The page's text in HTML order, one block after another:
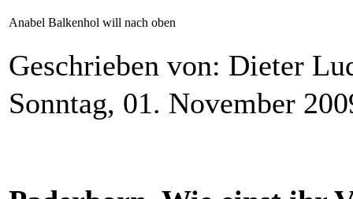
Anabel Balkenhol will nach oben
Geschrieben von: Dieter
Sonntag, 01. November